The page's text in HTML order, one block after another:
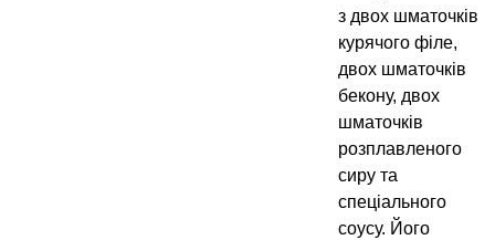
з двох шматочків
курячого філе,
двох шматочків
бекону, двох
шматочків
розплавленого
сиру та
спеціального
соусу. Його